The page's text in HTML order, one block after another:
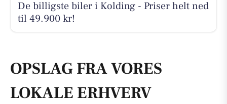
De billigste biler i Kolding - Priser helt ned
til 49.900 kr!
OPSLAG FRA VORES
LOKALE ERHVERV